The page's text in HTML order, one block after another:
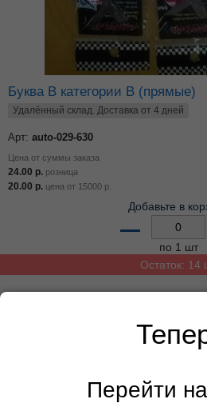
Перейти
Буква B категории В (прямые)
Удалённый склад. Доставка от 4 дней
Арт: auto-029-630
Цена от суммы заказа
24.00 р. розница
20.00 р. цена от 15000 р.
Добавьте в
–
по 1 шт
Остаток: 14